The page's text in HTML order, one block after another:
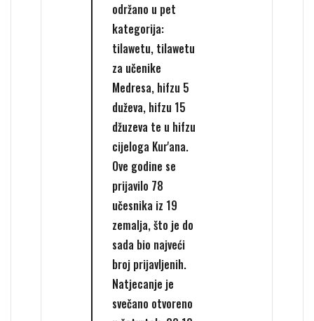
održano u pet
kategorija:
tilawetu, tilawetu
za učenike
Medresa, hifzu 5
duževa, hifzu 15
džuzeva te u hifzu
cijeloga Kur'ana.
Ove godine se
prijavilo 78
učesnika iz 19
zemalja, što je do
sada bio najveći
broj prijavljenih.
Natjecanje je
svečano otvoreno